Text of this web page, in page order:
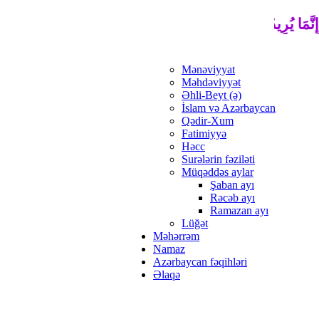
إِنَّمَا يُرِيدُ اللَّهُ لِيُذْهِبَ عَنْكُمُ الرِّجْسَ أَهْلَ الْبَيْتِ
Mənəviyyat
Məhdəviyyət
Əhli-Beyt (ə)
İslam və Azərbaycan
Qədir-Xum
Fatimiyyə
Həcc
Surələrin fəziləti
Müqəddəs aylar
Şaban ayı
Rəcəb ayı
Ramazan ayı
Lüğət
Məhərrəm
Namaz
Azərbaycan fəqihləri
Əlaqə